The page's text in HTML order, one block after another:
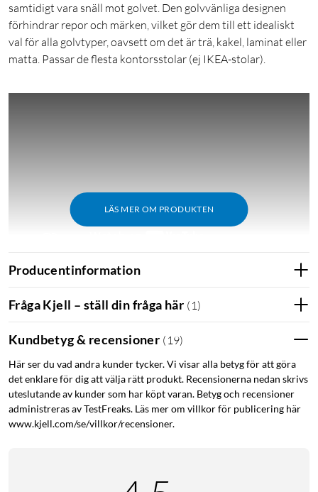
samtidigt vara snäll mot golvet. Den golvvänliga designen
förhindrar repor och märken, vilket gör dem till ett idealiskt
val för alla golvtyper, oavsett om det är trä, kakel, laminat eller
matta. Passar de flesta kontorsstolar (ej IKEA-stolar).
LÄS MER OM PRODUKTEN
Smidig och golvvänlig ersättning för kontorsstolar
ersättningen för vanliga stolshjul. Dessa hjul är tillverkade
med precision och innovation och har polyuretan med med
tuffa legeringskärnor och lager med låg friktion för
exceptionellt mjuk rörelse. Säg adjö till stela stolshjul och
omfamna den nyfunna jämnheten och golvskyddet som
erbjuds av Desire2.
Producentinformation
Fråga Kjell – ställ din fråga här ( 1 )
Kundbetyg & recensioner ( 19)
Här ser du vad andra kunder tycker. Vi visar alla betyg för att göra
det enklare för dig att välja rätt produkt. Recensionerna nedan skrivs
uteslutande av kunder som har köpt varan. Betyg och recensioner
administreras av TestFreaks. Läs mer om villkor för publicering här
www.kjell.com/se/villkor/recensioner.